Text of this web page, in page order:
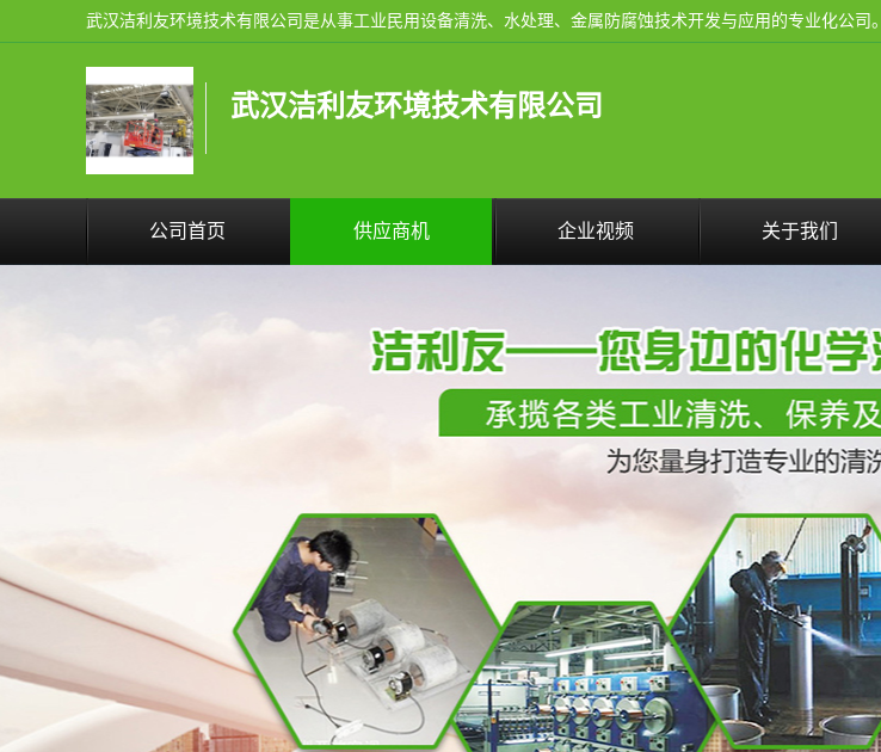
武汉洁利友环境技术有限公司
公司首页 供应商机 企业视频 关于我们